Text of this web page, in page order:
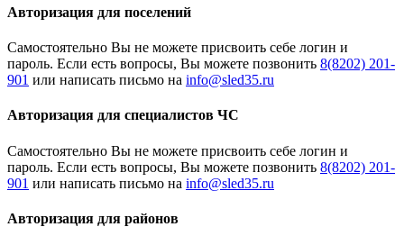
Авторизация для поселений
Cамостоятельно Вы не можете присвоить себе логин и
пароль. Если есть вопросы, Вы можете позвонить 8(8202) 201-
901 или написать письмо на
Авторизация для специалистов ЧС
Cамостоятельно Вы не можете присвоить себе логин и
пароль. Если есть вопросы, Вы можете позвонить 8(8202) 201-
901 или написать письмо на
Авторизация для районов